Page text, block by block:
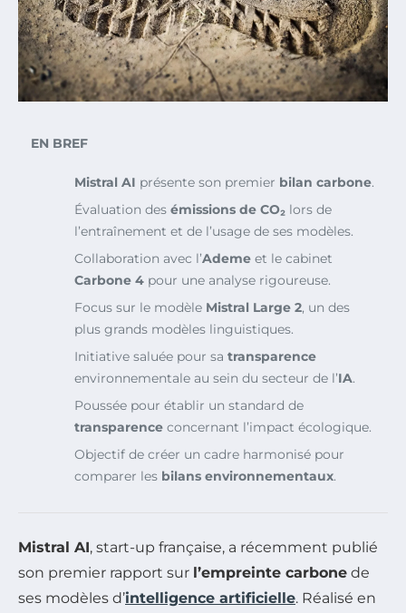
EN BREF
Mistral AI présente son premier bilan carbone.
Évaluation des émissions de CO₂ lors de
l’entraînement et de l’usage de ses modèles.
Collaboration avec l’Ademe et le cabinet
Carbone 4 pour une analyse rigoureuse.
Focus sur le modèle Mistral Large 2, un des
plus grands modèles linguistiques.
Initiative saluée pour sa transparence
environnementale au sein du secteur de l’IA.
Poussée pour établir un standard de
transparence concernant l’impact écologique.
Objectif de créer un cadre harmonisé pour
comparer les bilans environnementaux.
Mistral AI, start-up française, a récemment publié
son premier rapport sur l’empreinte carbone de
ses modèles d’intelligence artificielle. Réalisé en